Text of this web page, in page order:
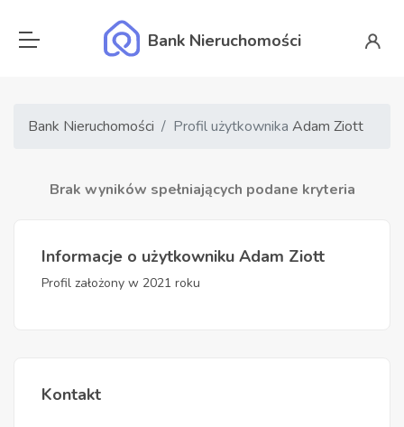
Bank Nieruchomości
Bank Nieruchomości Profil użytkownika Adam Ziott
Brak wyników spełniających podane kryteria
Informacje o użytkowniku Adam Ziott
Profil założony w 2021 roku
Kontakt